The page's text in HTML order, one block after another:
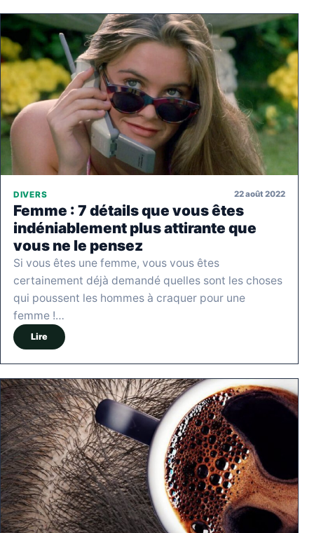
DIVERS 22 août 2022
Femme : 7 détails que vous êtes
indéniablement plus attirante que
vous ne le pensez
Si vous êtes une femme, vous vous êtes
certainement déjà demandé quelles sont les choses
qui poussent les hommes à craquer pour une
femme !…
Lire